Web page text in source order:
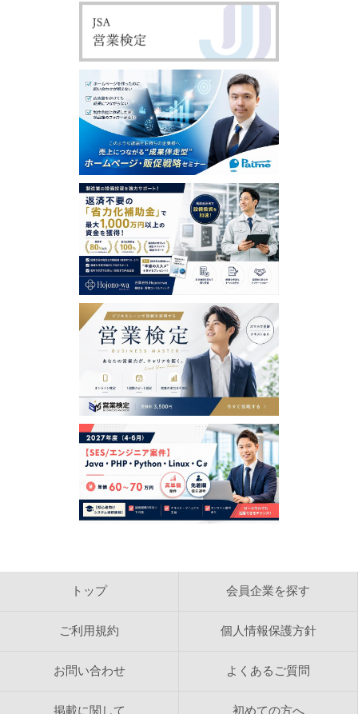
トップ 会員企業を探す
ご利用規約 個人情報保護方針
お問い合わせ よくあるご質問
掲載に関して 初めての方へ